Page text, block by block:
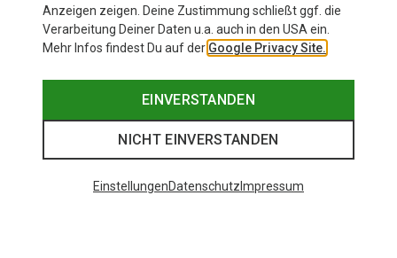
Anzeigen zeigen. Deine Zustimmung schließt ggf. die
Verarbeitung Deiner Daten u.a. auch in den USA ein.
Mehr Infos findest Du auf der Google Privacy Site.
EINVERSTANDEN
NICHT EINVERSTANDEN
EinstellungenDatenschutz Impressum